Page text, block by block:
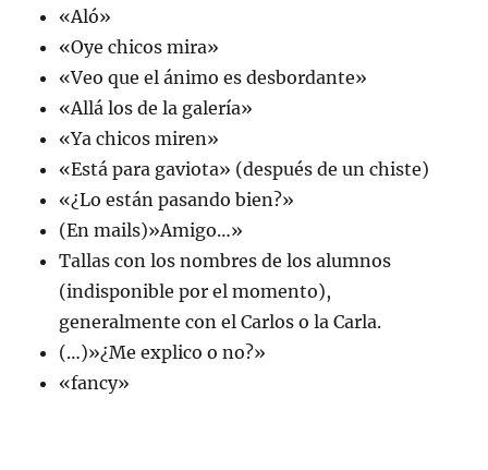
«Aló»
«Oye chicos mira»
«Veo que el ánimo es desbordante»
«Allá los de la galería»
«Ya chicos miren»
«Está para gaviota» (después de un chiste)
«¿Lo están pasando bien?»
(En mails)»Amigo…»
Tallas con los nombres de los alumnos
(indisponible por el momento),
generalmente con el Carlos o la Carla.
(…)»¿Me explico o no?»
«fancy»